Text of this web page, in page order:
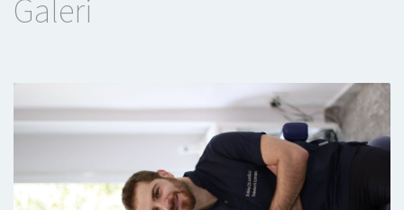
Kanal Tedavisi
Köprü
Galeri